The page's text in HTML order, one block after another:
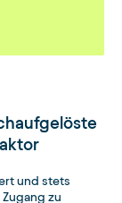
und stets
zu